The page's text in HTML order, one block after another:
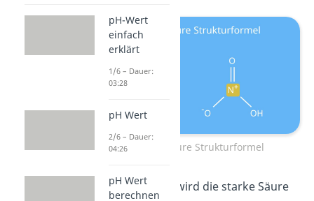
Salpetersäure Strukturformel
In der Industrie wird die starke Säure
pH-Wert
einfach
erklärt
1/6 – Dauer:
03:28
pH Wert
2/6 – Dauer:
04:26
pH Wert
berechnen